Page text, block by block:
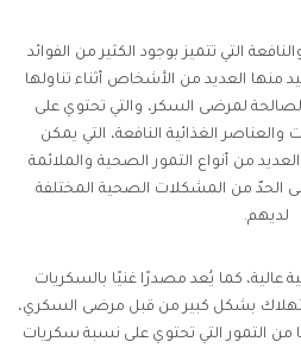
التي تتميز بوجود الكثير من الفوائد
منها العديد من الأشخاص أثناء تناولها
لمرضى السكر، والتي تحتوي على
والعناصر الغذائية النافعة، التي يمكن
من أنواع التمور الصحية والملائمة
الحدّ من المشكلات الصحية المختلفة
لديهم.
عالية، كما يُعد مصدرًا غنيًا بالسكريات
بشكل كبير من قبل مرضى السكري،
من التمور التي تحتوي على نسبة سكريات